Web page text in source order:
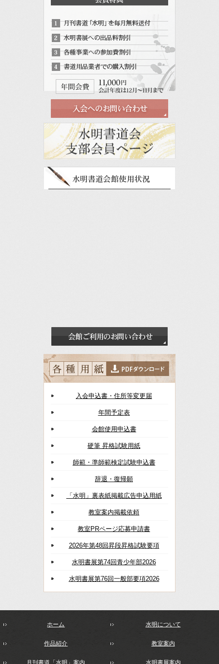
入会申込書・住所等変更届
年間予定表
会館使用申込書
硬筆 昇格試験用紙
師範・準師範検定試験申込書
辞退・復帰願
「水明」裏表紙掲載広告申込用紙
教室案内掲載依頼
教室PRページ応募申請書
2026年第48回昇段昇格試験要項
水明書展第74回青少年部2026
水明書展第76回一般部要項2026
ホーム 水明について
作品紹介 教室案内